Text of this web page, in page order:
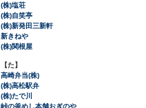
(株)塩荘
(株)自笑亭
(株)新発田三新軒
新きねや
(株)関根屋
【た】
高崎弁当(株)
(株)高松駅弁
(株)たで川
峠の釜めし本舗おぎのや